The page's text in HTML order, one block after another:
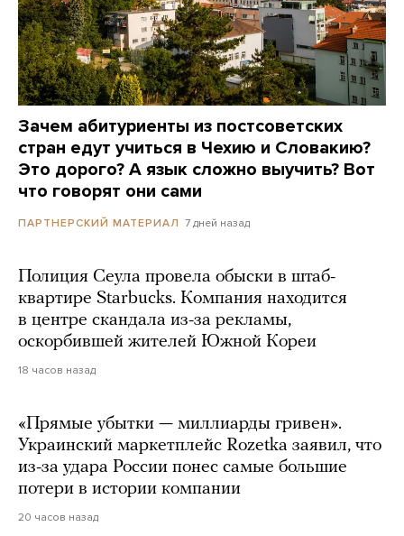
Зачем абитуриенты из постсоветских
стран едут учиться в Чехию и Словакию?
Это дорого? А язык сложно выучить? Вот
что говорят они сами
ПАРТНЕРСКИЙ МАТЕРИАЛ 7 дней назад
Полиция Сеула провела обыски в штаб-
квартире Starbucks. Компания находится
в центре скандала из-за рекламы,
оскорбившей жителей Южной Кореи
18 часов назад
«Прямые убытки — миллиарды гривен».
Украинский маркетплейс Rozetka заявил, что
из-за удара России понес самые большие
потери в истории компании
20 часов назад